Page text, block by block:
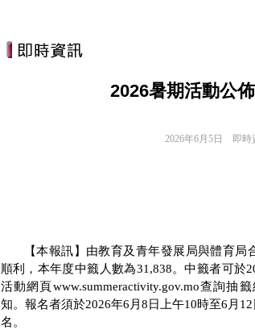
2026暑期活動公
2026年6月5日 即時
【本報訊】由教育及青年發展局與體育局
順利，本年度中籤人數為31,838。中籤者可於
活動網頁www.summeractivity.gov.mo查詢抽
知。報名者須於2026年6 月 8 日上午10時至6 月 12
名。